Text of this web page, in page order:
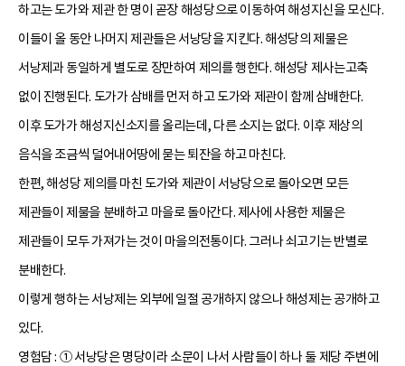
하고는 도가와 제관 한 명이 곧장 해성당으로 이동하여 해성지신을 모신다.
이들이 올 동안 나머지 제관들은 서낭당을 지킨다. 해성당의 제물은
서낭제과 동일하게 별도로 장만하여 제의를 행한다. 해성당 제사는고축
없이 진행된다. 도가가 삼배를 먼저 하고 도가와 제관이 함께 삼배한다.
이후 도가가 해성지신소지를 올리는데, 다른 소지는 없다. 이후 제상의
음식을 조금씩 덜어내어땅에 묻는 퇴잔을 하고 마친다.
한편, 해성당 제의를 마친 도가와 제관이 서낭당으로 돌아오면 모든
제관들이 제물을 분배하고 마을로 돌아간다. 제사에 사용한 제물은
제관들이 모두 가져가는 것이 마을의전통이다. 그러나 쇠고기는 반별로
분배한다.
이렇게 행하는 서낭제는 외부에 일절 공개하지 않으나 해성제는 공개하고
있다.
영험담 : ① 서낭당은 명당이라 소문이 나서 사람들이 하나 둘 제당 주변에